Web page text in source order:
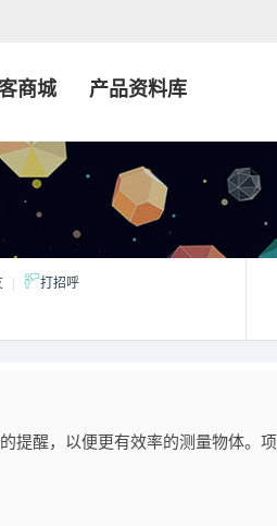
商城 产品资料库
打招呼
提醒，以便更有效率的测量物体。项